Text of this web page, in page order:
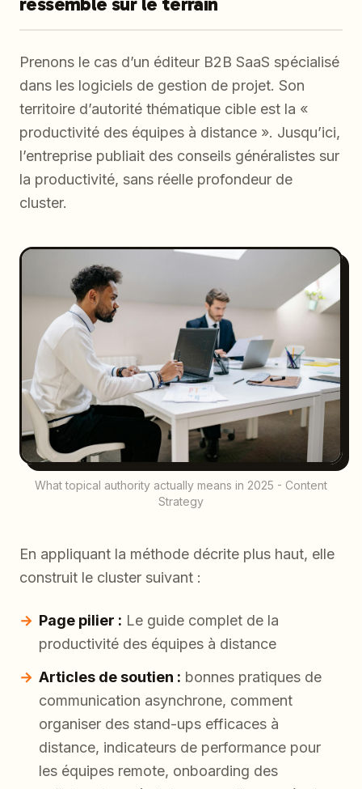
Prenons le cas d’un éditeur B2B SaaS spécialisé
dans les logiciels de gestion de projet. Son
territoire d’autorité thématique cible est la «
productivité des équipes à distance ». Jusqu’ici,
l’entreprise publiait des conseils généralistes sur
la productivité, sans réelle profondeur de
cluster.
What topical authority actually means in 2025 - Content
Strategy
En appliquant la méthode décrite plus haut, elle
construit le cluster suivant :
Page pilier : Le guide complet de la
productivité des équipes à distance
Articles de soutien : bonnes pratiques de
communication asynchrone, comment
organiser des stand-ups efficaces à
distance, indicateurs de performance pour
les équipes remote, onboarding des